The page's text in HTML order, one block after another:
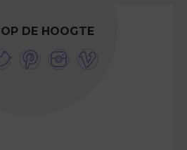
DE HOOGTE